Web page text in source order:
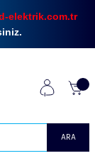
elektrik.com.tr
ARA